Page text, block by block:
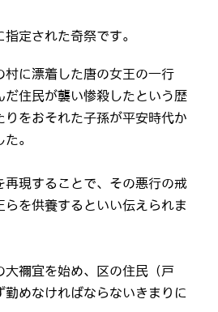
定された奇祭です。
に漂着した唐の女王の一行
だ住民が襲い惨殺したという歴
りをおそれた子孫が平安時代か
。
現することで、その悪行の戒
らを供養するといい伝えられま
禰宜を始め、区の住民（戸
勤めなければならないきまりに